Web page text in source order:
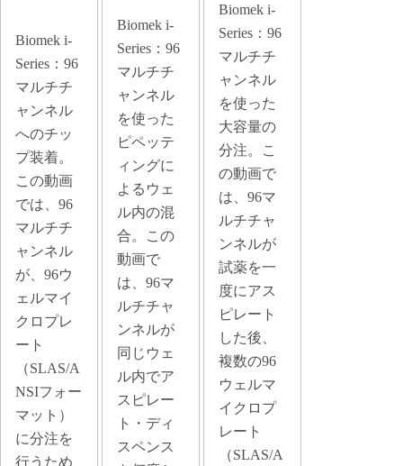
Biomek i-
Series：96
マルチチ
ャンネル
へのチッ
プ装着。
この動画
では、96
マルチチ
ャンネル
が、96ウ
ェルマイ
クロプレ
ート
（SLAS/A
NSIフォー
マット）
に分注を
行うため
Biomek i-
Series：96
マルチチ
ャンネル
を使った
ピペッテ
ィングに
よるウェ
ル内の混
合。この
動画で
は、96マ
ルチチャ
ンネルが
同じウェ
ル内でア
スピレー
ト・ディ
スペンス
Biomek i-
Series：96
マルチチ
ャンネル
を使った
大容量の
分注。こ
の動画で
は、96マ
ルチチャ
ンネルが
試薬を一
度にアス
ピレート
した後、
複数の96
ウェルマ
イクロプ
レート
（SLAS/A